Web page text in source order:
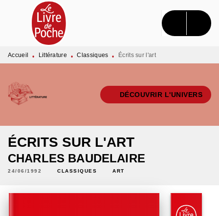
MENU RECHERCHE CONTENU
PIED DE PAGE
Accueil • Littérature • Classiques • Écrits sur l'art
DÉCOUVRIR L'UNIVERS
ÉCRITS SUR L'ART
CHARLES BAUDELAIRE
24/06/1992 CLASSIQUES ART